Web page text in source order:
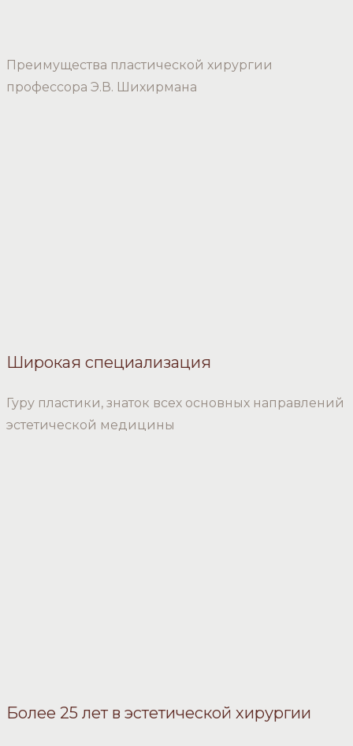
Преимущества пластической хирургии
профессора Э.В. Шихирмана
Широкая специализация
Гуру пластики, знаток всех основных направлений
эстетической медицины
Более 25 лет в эстетической хирургии